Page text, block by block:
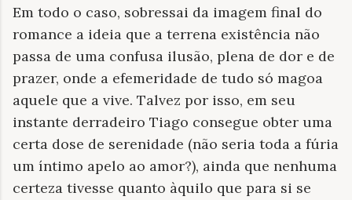
Em todo o caso, sobressai da imagem final do
romance a ideia que a terrena existência não
passa de uma confusa ilusão, plena de dor e de
prazer, onde a efemeridade de tudo só magoa
aquele que a vive. Talvez por isso, em seu
instante derradeiro Tiago consegue obter uma
certa dose de serenidade (não seria toda a fúria
um íntimo apelo ao amor?), ainda que nenhuma
certeza tivesse quanto àquilo que para si se